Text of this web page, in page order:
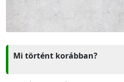
Mi történt korábban?